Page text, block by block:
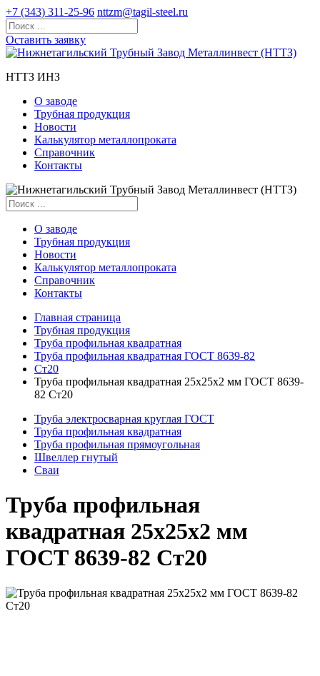
+7 (343) 311-25-96 nttzm@tagil-steel.ru
Оставить заявку
НТТЗ ИНЗ
О заводе
Трубная продукция
Новости
Калькулятор металлопроката
Справочник
Контакты
О заводе
Трубная продукция
Новости
Калькулятор металлопроката
Справочник
Контакты
Главная страница
Трубная продукция
Труба профильная квадратная
Труба профильная квадратная ГОСТ 8639-82
Ст20
Труба профильная квадратная 25x25x2 мм ГОСТ 8639-
82 Ст20
Труба электросварная круглая ГОСТ
Труба профильная квадратная
Труба профильная прямоугольная
Швеллер гнутый
Сваи
Труба профильная
квадратная 25x25x2 мм
ГОСТ 8639-82 Ст20